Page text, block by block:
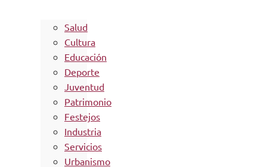
Salud
Cultura
Educación
Deporte
Juventud
Patrimonio
Festejos
Industria
Servicios
Urbanismo